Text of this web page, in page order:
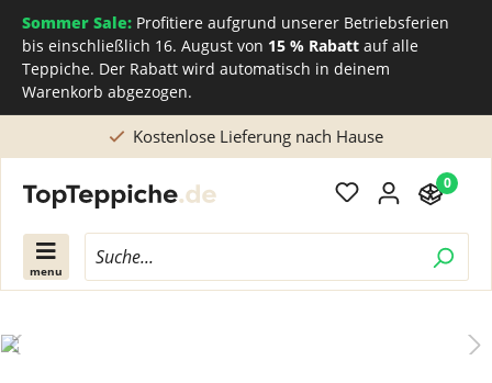
Sommer Sale: Profitiere aufgrund unserer Betriebsferien
bis einschließlich 16. August von 15 % Rabatt auf alle
Teppiche. Der Rabatt wird automatisch in deinem
Warenkorb abgezogen.
Kostenlose Lieferung nach Hause
menu
0